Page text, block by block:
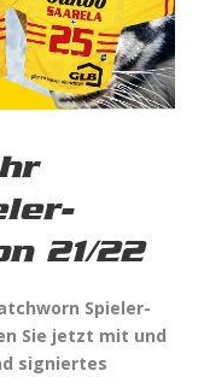
21/22
Spieler-
Sie jetzt mit und
signiertes